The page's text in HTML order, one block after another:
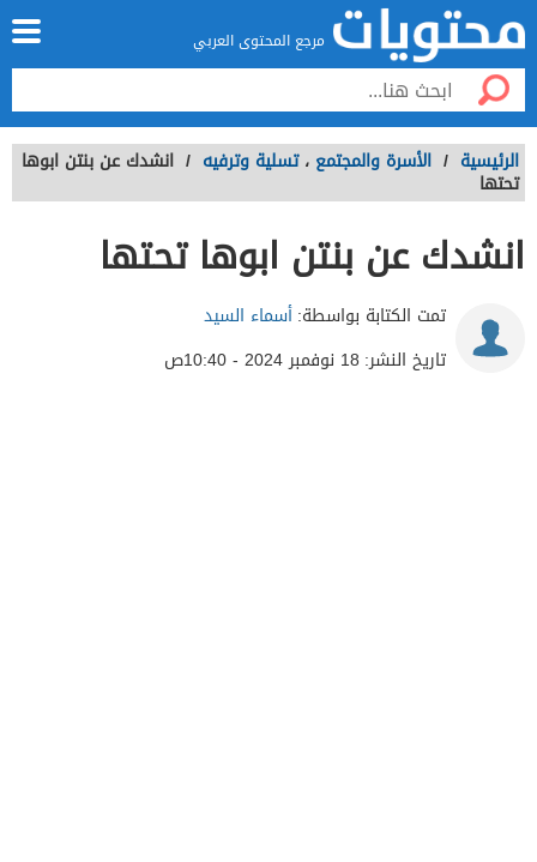
مرجع المحتوى العربي
الرئيسية / الأسرة والمجتمع ، تسلية وترفيه / انشدك عن بنتن ابوها
تحتها
انشدك عن بنتن ابوها تحتها
تمت الكتابة بواسطة:أسماء السيد
تاريخ النشر: 18 نوفمبر 2024 - 10:40ص